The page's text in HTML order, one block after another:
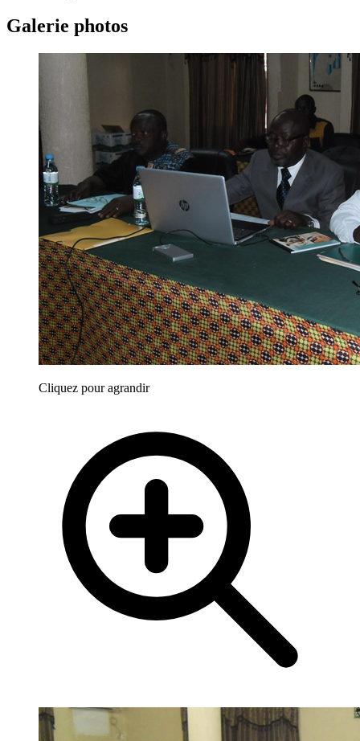
Galerie photos
Cliquez pour agrandir